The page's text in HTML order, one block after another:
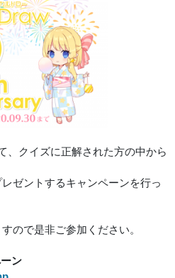
、クイズに正解された方の中から
ゼントするキャンペーンを行っ
ので是非ご参加ください。
ン